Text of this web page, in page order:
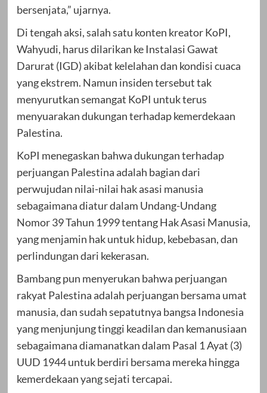
bersenjata,” ujarnya.
Di tengah aksi, salah satu konten kreator KoPI,
Wahyudi, harus dilarikan ke Instalasi Gawat
Darurat (IGD) akibat kelelahan dan kondisi cuaca
yang ekstrem. Namun insiden tersebut tak
menyurutkan semangat KoPI untuk terus
menyuarakan dukungan terhadap kemerdekaan
Palestina.
KoPI menegaskan bahwa dukungan terhadap
perjuangan Palestina adalah bagian dari
perwujudan nilai-nilai hak asasi manusia
sebagaimana diatur dalam Undang-Undang
Nomor 39 Tahun 1999 tentang Hak Asasi Manusia,
yang menjamin hak untuk hidup, kebebasan, dan
perlindungan dari kekerasan.
Bambang pun menyerukan bahwa perjuangan
rakyat Palestina adalah perjuangan bersama umat
manusia, dan sudah sepatutnya bangsa Indonesia
yang menjunjung tinggi keadilan dan kemanusiaan
sebagaimana diamanatkan dalam Pasal 1 Ayat (3)
UUD 1944 untuk berdiri bersama mereka hingga
kemerdekaan yang sejati tercapai.